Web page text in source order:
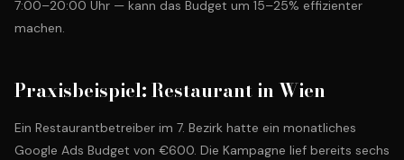
7:00–20:00 Uhr — kann das Budget um 15–25% effizienter
machen.
Praxisbeispiel: Restaurant in Wien
Ein Restaurantbetreiber im 7. Bezirk hatte ein monatliches
Google Ads Budget von €600. Die Kampagne lief bereits sechs